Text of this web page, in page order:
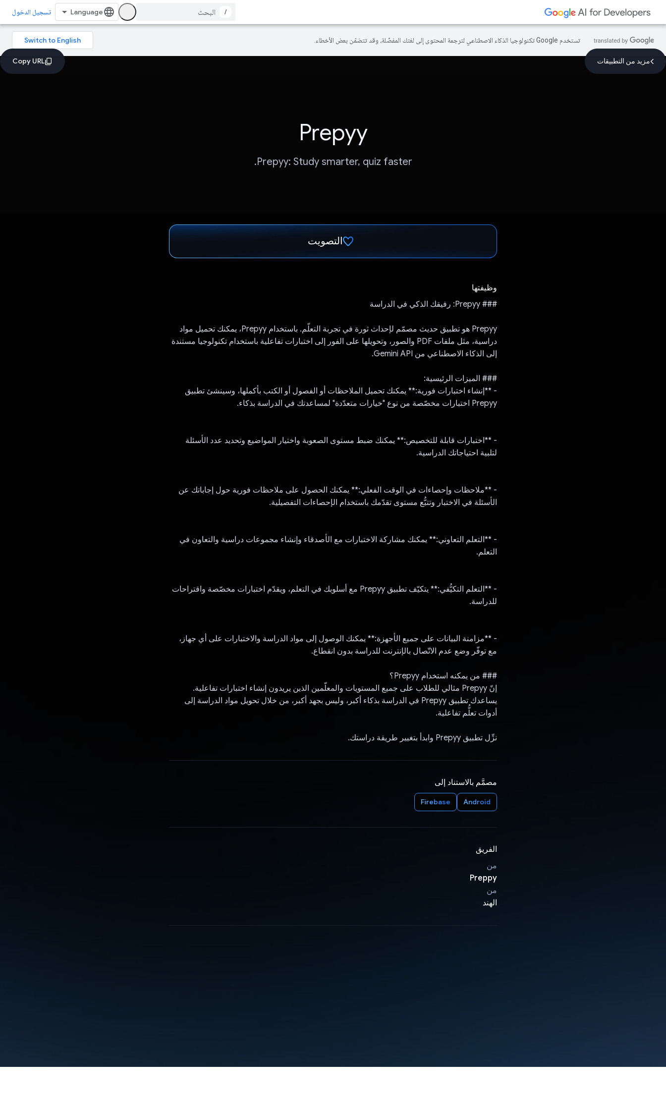
/ تسجيل الدخول
تستخدم Google تكنولوجيا الذكاء الاصطناعي لترجمة المحتوى إلى لغتك المفضّلة، وقد تتضمّن بعض الأخطاء.
مزيد من التطبيقات
Prepyy
Prepyy: Study smarter, quiz faster.
التصويت
وظيفتها
### Prepyy: رفيقك الذكي في الدراسة
Prepyy هو تطبيق حديث مصمّم لإحداث ثورة في تجربة التعلّم. باستخدام Prepyy، يمكنك تحميل مواد
دراسية، مثل ملفات PDF والصور، وتحويلها على الفور إلى اختبارات تفاعلية باستخدام تكنولوجيا مستندة
إلى الذكاء الاصطناعي من Gemini API.
### الميزات الرئيسية:
- **إنشاء اختبارات فورية:** يمكنك تحميل الملاحظات أو الفصول أو الكتب بأكملها، وسينشئ تطبيق
Prepyy اختبارات مخصّصة من نوع "خيارات متعدّدة" لمساعدتك في الدراسة بذكاء.
- **اختبارات قابلة للتخصيص:** يمكنك ضبط مستوى الصعوبة واختيار المواضيع وتحديد عدد الأسئلة
لتلبية احتياجاتك الدراسية.
- **ملاحظات وإحصاءات في الوقت الفعلي:** يمكنك الحصول على ملاحظات فورية حول إجاباتك عن
الأسئلة في الاختبار وتتبُّع مستوى تقدّمك باستخدام الإحصاءات التفصيلية.
- **التعلم التعاوني:** يمكنك مشاركة الاختبارات مع الأصدقاء وإنشاء مجموعات دراسية والتعاون في
التعلم.
- **التعلم التكيُّفي:** يتكيّف تطبيق Prepyy مع أسلوبك في التعلم، ويقدّم اختبارات مخصّصة واقتراحات
للدراسة.
- **مزامنة البيانات على جميع الأجهزة:** يمكنك الوصول إلى مواد الدراسة والاختبارات على أي جهاز،
مع توفّر وضع عدم الاتّصال بالإنترنت للدراسة بدون انقطاع.
### من يمكنه استخدام Prepyy؟
إنّ Prepyy مثالي للطلاب على جميع المستويات والمعلّمين الذين يريدون إنشاء اختبارات تفاعلية.
يساعدك تطبيق Prepyy في الدراسة بذكاء أكبر، وليس بجهد أكبر، من خلال تحويل مواد الدراسة إلى
أدوات تعلُّم تفاعلية.
نزِّل تطبيق Prepyy وابدأ بتغيير طريقة دراستك.
مصمَّم بالاستناد إلى
Android
Firebase
الفريق
من
Preppy
من
الهند